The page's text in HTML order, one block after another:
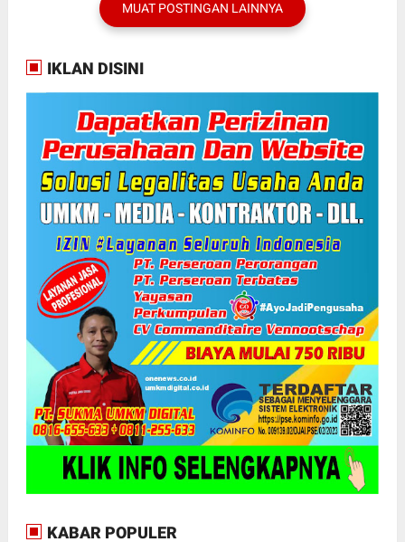
MUAT POSTINGAN LAINNYA
IKLAN DISINI
KABAR POPULER